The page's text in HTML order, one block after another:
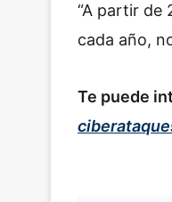
“A partir de
cada año,
Te puede